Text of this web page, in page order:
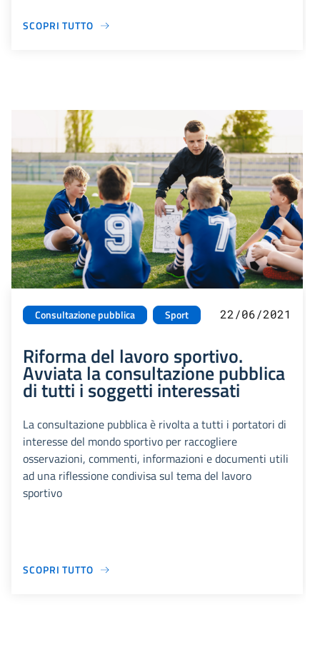
SCOPRI TUTTO
Consultazione pubblica Sport 22/06/2021
Riforma del lavoro sportivo.
Avviata la consultazione pubblica
di tutti i soggetti interessati
La consultazione pubblica è rivolta a tutti i portatori di
interesse del mondo sportivo per raccogliere
osservazioni, commenti, informazioni e documenti utili
ad una riflessione condivisa sul tema del lavoro
sportivo
SCOPRI TUTTO